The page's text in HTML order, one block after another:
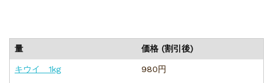
量 価格 (割引後)
キウイ 1kg 980円